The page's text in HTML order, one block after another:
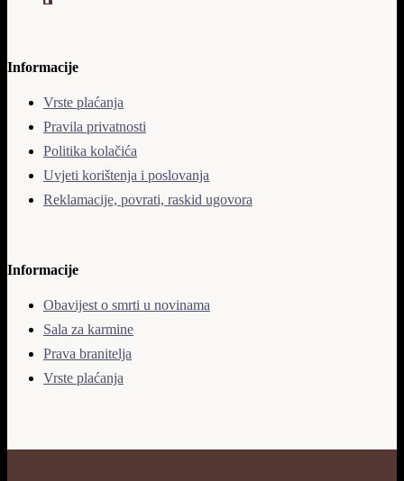
Informacije
Vrste plaćanja
Pravila privatnosti
Politika kolačića
Uvjeti korištenja i poslovanja
Reklamacije, povrati, raskid ugovora
Informacije
Obavijest o smrti u novinama
Sala za karmine
Prava branitelja
Vrste plaćanja